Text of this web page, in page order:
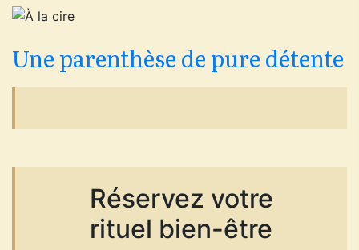
Une parenthèse de pure détente
Réservez votre
rituel bien-être